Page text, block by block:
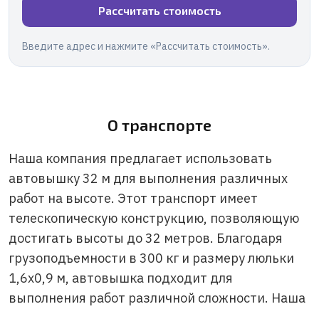
Рассчитать стоимость
Введите адрес и нажмите «Рассчитать стоимость».
О транспорте
Наша компания предлагает использовать
автовышку 32 м для выполнения различных
работ на высоте. Этот транспорт имеет
телескопическую конструкцию, позволяющую
достигать высоты до 32 метров. Благодаря
грузоподъемности в 300 кг и размеру люльки
1,6х0,9 м, автовышка подходит для
выполнения работ различной сложности. Наша